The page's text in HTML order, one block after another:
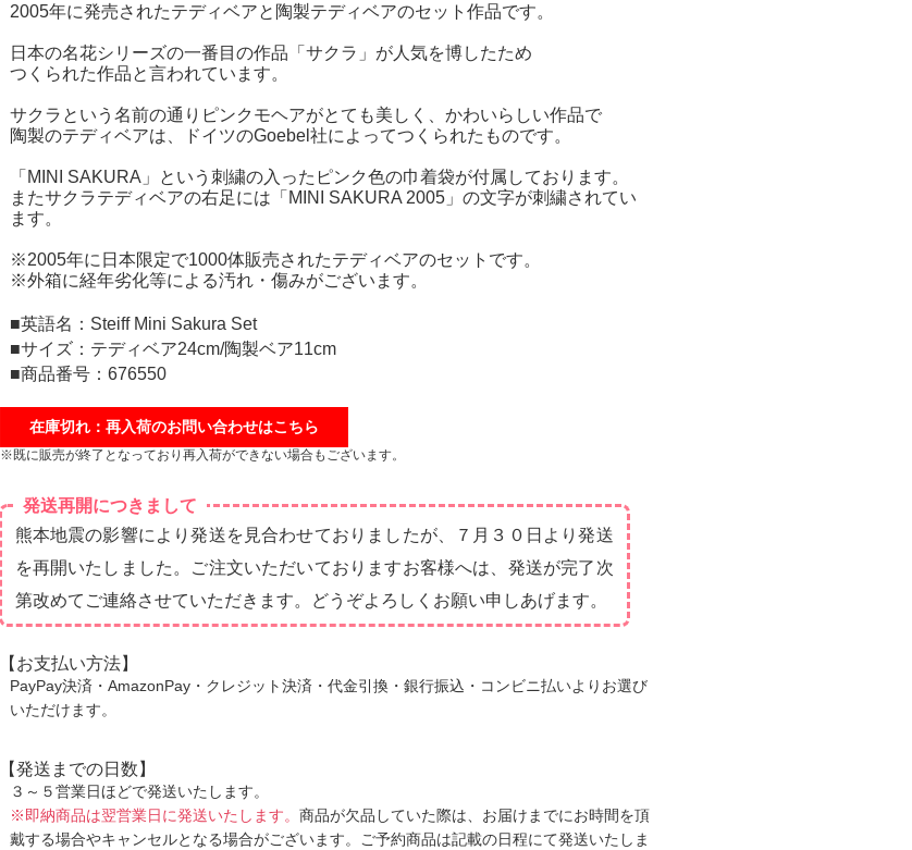
2005年に発売されたテディベアと陶製テディベアのセット作品です。
日本の名花シリーズの一番目の作品「サクラ」が人気を博したため
つくられた作品と言われています。
サクラという名前の通りピンクモヘアがとても美しく、かわいらしい作品で
陶製のテディベアは、ドイツのGoebel社によってつくられたものです。
「MINI SAKURA」という刺繍の入ったピンク色の巾着袋が付属しております。
またサクラテディベアの右足には「MINI SAKURA 2005」の文字が刺繍されてい
ます。
※2005年に日本限定で1000体販売されたテディベアのセットです。
※外箱に経年劣化等による汚れ・傷みがございます。
■英語名：Steiff Mini Sakura Set
■サイズ：テディベア24cm/陶製ベア11cm
■商品番号：676550
在庫切れ：再入荷のお問い合わせはこちら
※既に販売が終了となっており再入荷ができない場合もございます。
発送再開につきまして
熊本地震の影響により発送を見合わせておりましたが、７月３０日より発送
を再開いたしました。ご注文いただいておりますお客様へは、発送が完了次
第改めてご連絡させていただきます。どうぞよろしくお願い申しあげます。
【お支払い方法】
PayPay決済・AmazonPay・クレジット決済・代金引換・銀行振込・コンビニ払いよりお選び
いただけます。
【発送までの日数】
３～５営業日ほどで発送いたします。
※即納商品は翌営業日に発送いたします。 商品が欠品していた際は、お届けまでにお時間を頂
戴する場合やキャンセルとなる場合がございます。ご予約商品は記載の日程にて発送いたしま